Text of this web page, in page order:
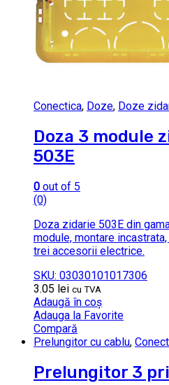
Conectica, Doze, Doze
Doza 3 module
503E
0 out of 5
(0)
Doza zidarie 503E din
module, montare
trei accesorii electrice.
SKU: 03030101017306
3.05 lei cu TVA
Adaugă în coș
Adauga la Favorite
Compară
Prelungitor cu cablu,
Prelungitor 3